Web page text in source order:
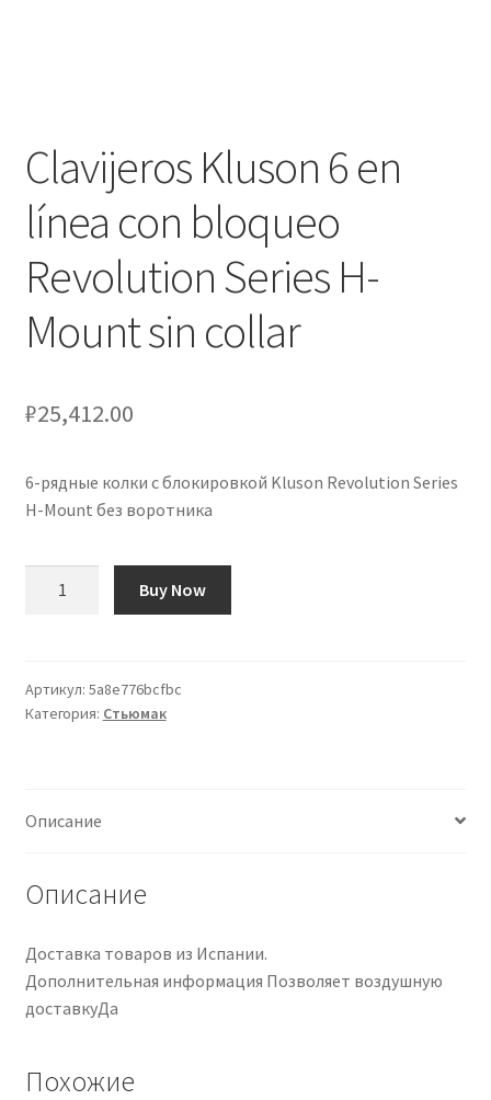
Clavijeros Kluson 6 en
línea con bloqueo
Revolution Series H-
Mount sin collar
₽25,412.00
6-рядные колки с блокировкой Kluson Revolution Series
H-Mount без воротника
6
en
Revolution
Mount
collar
Buy Now
Артикул: 5a8e776bcfbc
Категория: Стьюмак
Описание
Описание
Доставка товаров из Испании.
Дополнительная информация Позволяет воздушную
доставкуДа
Похожие